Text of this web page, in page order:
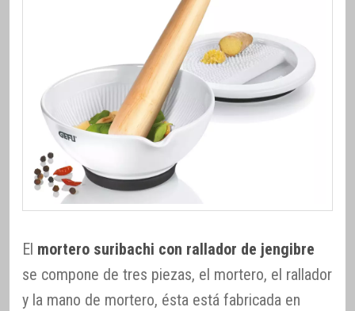
El mortero suribachi con rallador de jengibre
se compone de tres piezas, el mortero, el rallador
y la mano de mortero, ésta está fabricada en